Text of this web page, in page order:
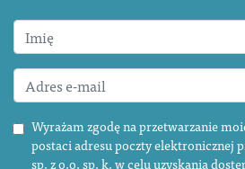
Wyrażam zgodę na przetwarzanie
postaci adresu poczty elektronicznej
sp. z o.o. sp. k. w celu uzyskania